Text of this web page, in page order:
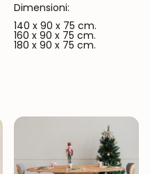
Dimensioni:
140 x 90 x 75 cm.
160 x 90 x 75 cm.
180 x 90 x 75 cm.